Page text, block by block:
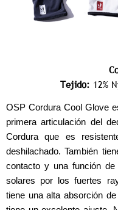
Tejido: 12%
OSP Cordura Cool Glove
primera articulación del
Cordura que es
deshilachado. También
contacto y una función
solares por los fuertes
tiene una alta absorción